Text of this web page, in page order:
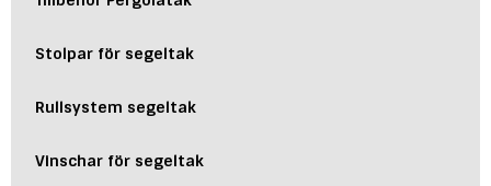
Stolpar för segeltak
Rullsystem segeltak
Vinschar för segeltak